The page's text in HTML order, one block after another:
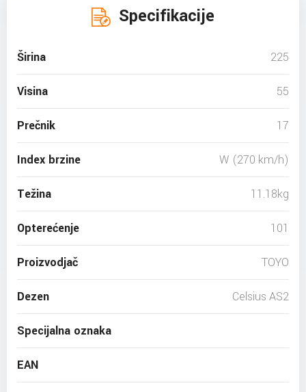
Specifikacije
Širina 225
Visina 55
Prečnik 17
Index brzine W (270 km/h)
Težina 11.18kg
Opterećenje 101
Proizvodjač TOYO
Dezen Celsius AS2
Specijalna oznaka
EAN